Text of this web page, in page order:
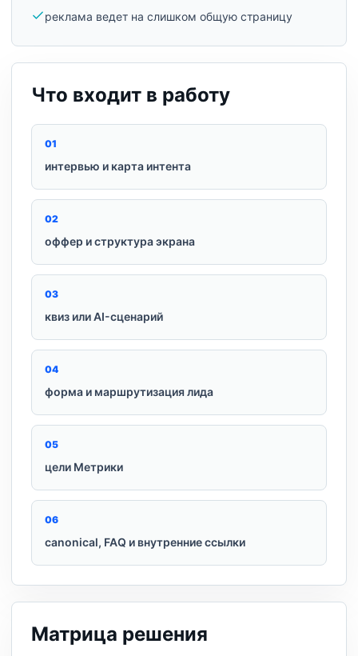
реклама ведет на слишком общую страницу
Что входит в работу
01
интервью и карта интента
02
оффер и структура экрана
03
квиз или AI-сценарий
04
форма и маршрутизация лида
05
цели Метрики
06
canonical, FAQ и внутренние ссылки
Матрица решения